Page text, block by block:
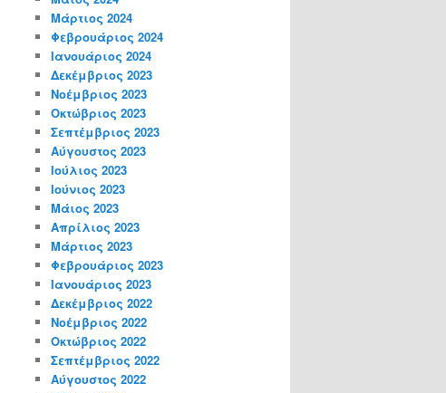
Μάρτιος 2024
Φεβρουάριος 2024
Ιανουάριος 2024
Δεκέμβριος 2023
Νοέμβριος 2023
Οκτώβριος 2023
Σεπτέμβριος 2023
Αύγουστος 2023
Ιούλιος 2023
Ιούνιος 2023
Μάιος 2023
Απρίλιος 2023
Μάρτιος 2023
Φεβρουάριος 2023
Ιανουάριος 2023
Δεκέμβριος 2022
Νοέμβριος 2022
Οκτώβριος 2022
Σεπτέμβριος 2022
Αύγουστος 2022